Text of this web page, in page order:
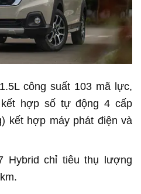
công suất 103 mã lực,
kết hợp số tự động 4 cấp
kết hợp máy phát điện và
Hybrid chỉ tiêu thụ lượng